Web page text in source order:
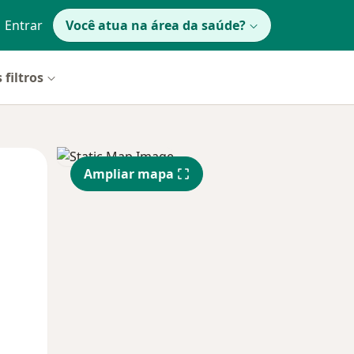
Entrar Você atua na área da saúde?
filtros
Segunda-feira Ter,
11 Ago
Qua
12 Ago
Ampliar mapa